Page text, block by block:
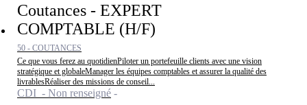
Coutances - EXPERT
COMPTABLE (H/F)
50 - COUTANCES
Ce que vous ferez au quotidienPiloter un portefeuille clients avec une vision
stratégique et globaleManager les équipes comptables et assurer la qualité des
livrablesRéaliser des missions de conseil...
CDI - Non renseigné